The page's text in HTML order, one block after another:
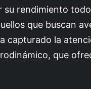
su rendimiento
que buscan
capturado la
que